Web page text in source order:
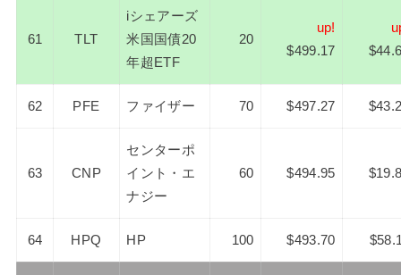
61 TLT
iシェアーズ
米国国債20
年超ETF
20
up!
$499.17
62 PFE ファイザー 70 $497.27
63 CNP
センターポ
イント・エ
ナジー
60 $494.95
64 HPQ HP 100 $493.70